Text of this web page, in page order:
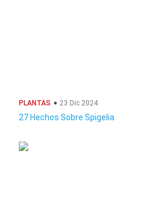
PLANTAS 23 Dic 2024
27 Hechos Sobre Spigelia